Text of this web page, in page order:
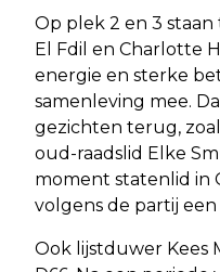
Op plek 2 en 3
El Fdil en Charlotte
energie en sterke
samenleving mee.
gezichten terug,
oud-raadslid Elke
moment statenlid in
volgens de partij
Ook lijstduwer Kees